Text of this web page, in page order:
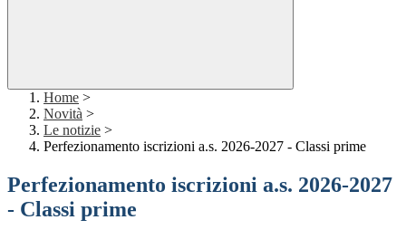
Home >
Novità >
Le notizie >
Perfezionamento iscrizioni a.s. 2026-2027 - Classi prime
Perfezionamento iscrizioni a.s. 2026-2027
- Classi prime